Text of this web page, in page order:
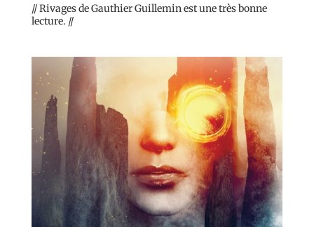
// Rivages de Gauthier Guillemin est une très bonne
lecture. //